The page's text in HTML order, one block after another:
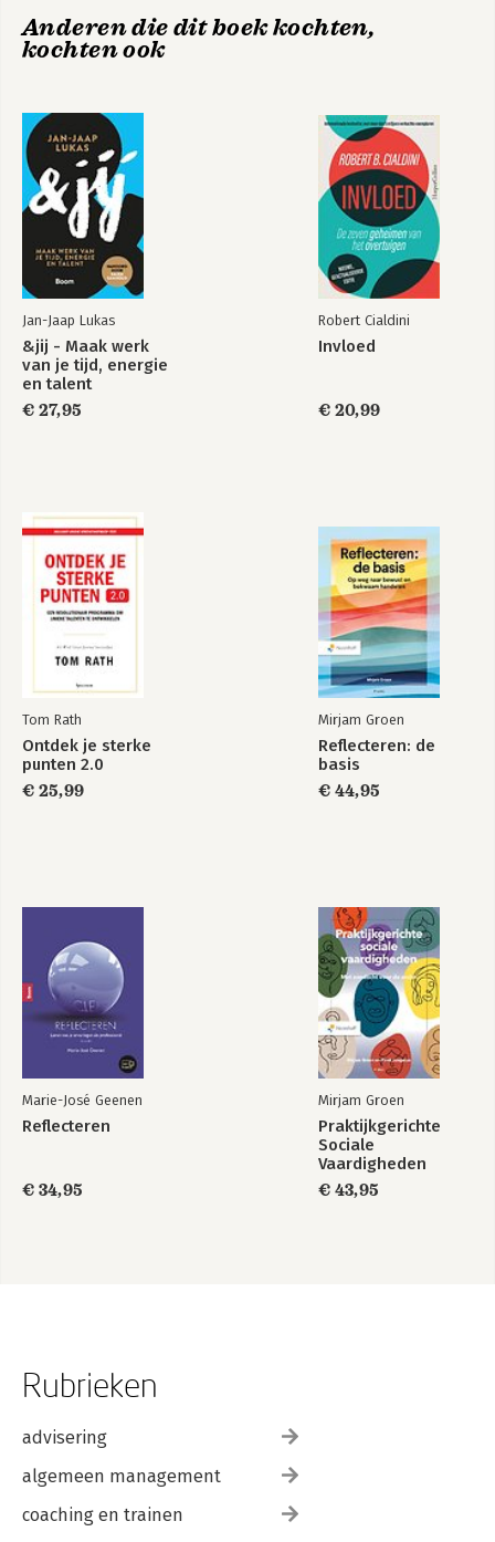
Het leven, dat is
pas topsport
Het leven, dat is
pas topsport!
Bekijk alle boeken
Anderen die dit boek kochten,
kochten ook
Jan-Jaap Lukas
&jij - Maak werk
van je tijd, energie
en talent
€ 27,95
Robert Cialdini
Invloed
€ 20,99
Tom Rath
Ontdek je sterke
punten 2.0
€ 25,99
Mirjam Groen
Reflecteren: de
basis
€ 44,95
Marie-José Geenen
Reflecteren
€ 34,95
Mirjam Groen
Praktijkgerichte
Sociale
Vaardigheden
€ 43,95
Rubrieken
advisering
algemeen management
coaching en trainen